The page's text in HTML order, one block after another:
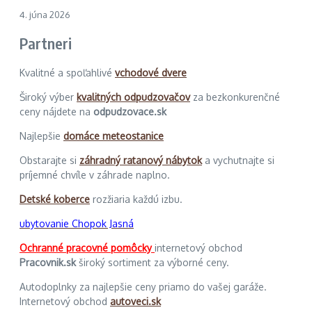
4. júna 2026
Partneri
Kvalitné a spoľahlivé vchodové dvere
Široký výber kvalitných odpudzovačovza bezkonkurenčné
ceny nájdete na odpudzovace.sk
Najlepšie domáce meteostanice
Obstarajte si záhradný ratanový nábytoka vychutnajte si
príjemné chvíle v záhrade naplno.
Detské koberce rozžiaria každú izbu.
ubytovanie Chopok Jasná
Ochranné pracovné pomôckyinternetový obchod
Pracovnik.skširoký sortiment za výborné ceny.
Autodoplnky za najlepšie ceny priamo do vašej garáže.
Internetový obchod autoveci.sk